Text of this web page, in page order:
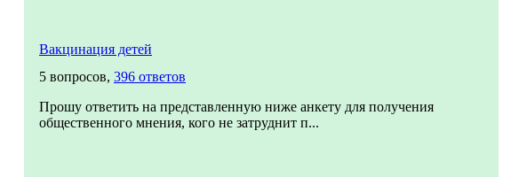
Вакцинация детей
5 вопросов, 396 ответов
Прошу ответить на представленную ниже анкету для получения
общественного мнения, кого не затруднит п...